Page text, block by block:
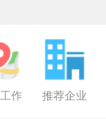
作 推荐企业